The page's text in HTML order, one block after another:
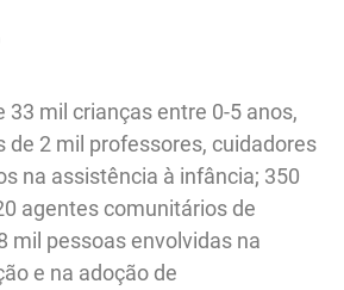
33 mil crianças entre 0-5 anos,
de 2 mil professores, cuidadores
na assistência à infância; 350
agentes comunitários de
mil pessoas envolvidas na
e na adoção de